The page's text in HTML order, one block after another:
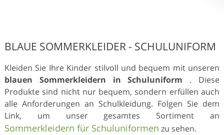
BLAUE SOMMERKLEIDER - SCHULUNIFORM
Kleiden Sie Ihre Kinder stilvoll und bequem mit unseren
blauen Sommerkleidern in Schuluniform . Diese
Produkte sind nicht nur bequem, sondern erfüllen auch
alle Anforderungen an Schulkleidung. Folgen Sie dem
Link, um unser gesamtes Sortiment an
Sommerkleidern für Schuluniformen zu sehen.